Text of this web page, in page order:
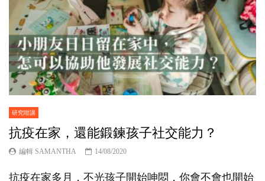
研究咁講
抗疫在家，還能鍛鍊孩子社交能力？
編輯 SAMANTHA 14/08/2020
抗疫在家多月，不光孩子開始呻悶，你會不會也開始